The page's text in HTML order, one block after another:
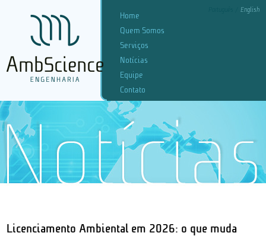
English
Home
Quem Somos
Serviços
Notícias
Equipe
Contato
Licenciamento Ambiental em 2026: o que muda